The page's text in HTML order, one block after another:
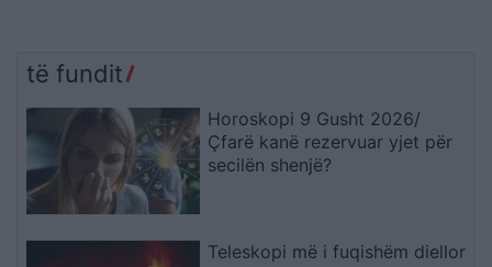
të fundit
Horoskopi 9 Gusht 2026/
Çfarë kanë rezervuar yjet për
secilën shenjë?
Teleskopi më i fuqishëm diellor